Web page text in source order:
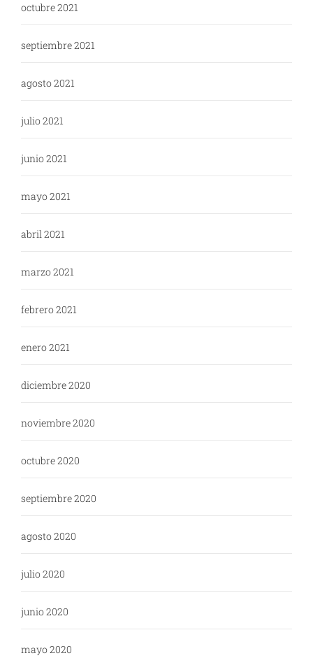
octubre 2021
septiembre 2021
agosto 2021
julio 2021
junio 2021
mayo 2021
abril 2021
marzo 2021
febrero 2021
enero 2021
diciembre 2020
noviembre 2020
octubre 2020
septiembre 2020
agosto 2020
julio 2020
junio 2020
mayo 2020